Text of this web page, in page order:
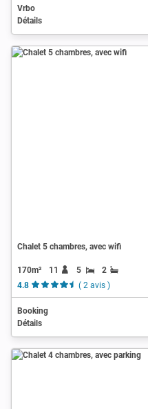
Vrbo
Détails
Chalet 5 chambres, avec wifi
170m² 11 5
2
4.8
( 2 avis )
Booking
Détails